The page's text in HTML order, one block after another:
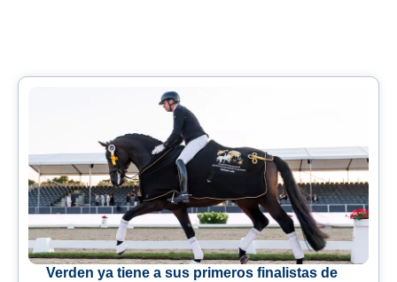
Verden ya tiene a sus primeros finalistas de